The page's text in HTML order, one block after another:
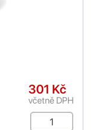
301 Kč
včetně DPH